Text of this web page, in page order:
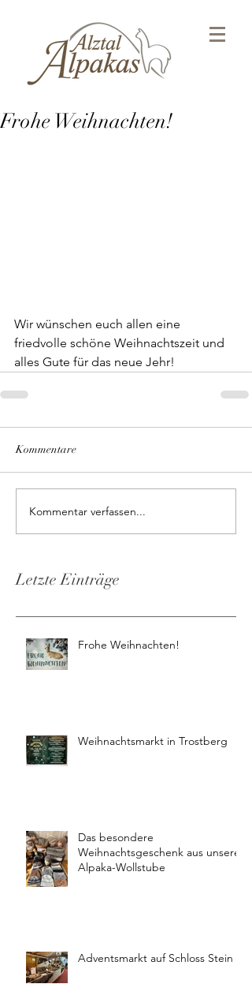
Frohe Weihnachten!
Wir wünschen euch allen eine
friedvolle schöne Weihnachtszeit und
alles Gute für das neue Jehr!
Kommentare
Kommentar verfassen...
Letzte Einträge
Frohe Weihnachten!
Weihnachtsmarkt in Trostberg
Das besondere
Weihnachtsgeschenk aus unserer
Alpaka-Wollstube
Adventsmarkt auf Schloss Stein